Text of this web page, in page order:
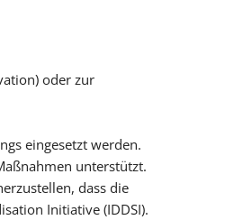
oder zur
eingesetzt werden.
unterstützt.
dass die
Initiative (IDDSI).